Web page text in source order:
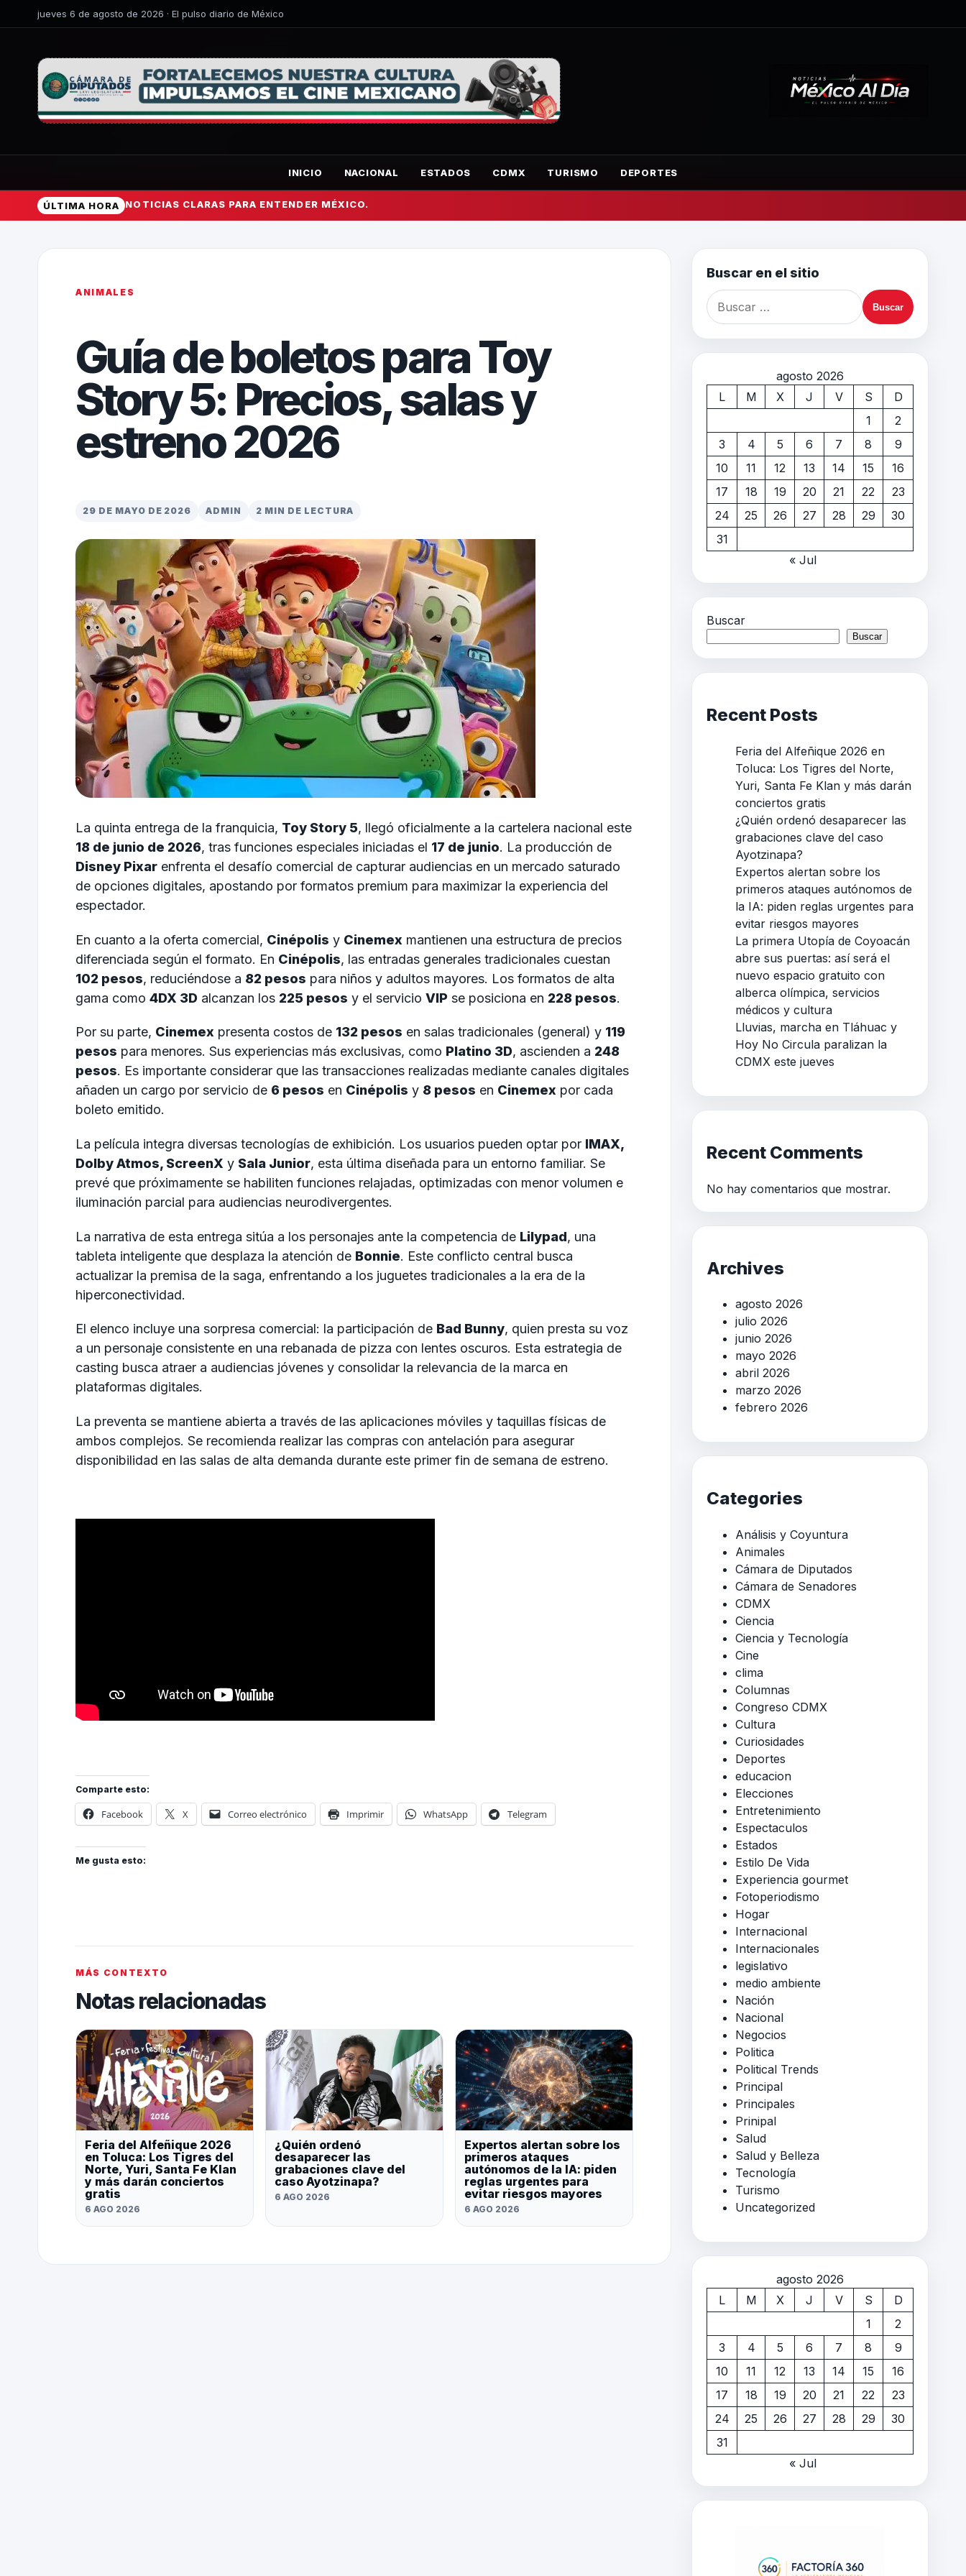
jueves 6 de agosto de 2026 · El pulso diario de México
INICIO NACIONAL ESTADOS CDMX TURISMO DEPORTES
ÚLTIMA HORA NOTICIAS CLARAS PARA ENTENDER MÉXICO.
ANIMALES
Guía de boletos para Toy
Story 5: Precios, salas y
estreno 2026
29 DE MAYO DE 2026 ADMIN 2 MIN DE LECTURA
La quinta entrega de la franquicia, Toy Story 5, llegó oficialmente a la cartelera nacional este
18 de junio de 2026, tras funciones especiales iniciadas el 17 de junio. La producción de
Disney Pixar enfrenta el desafío comercial de capturar audiencias en un mercado saturado
de opciones digitales, apostando por formatos premium para maximizar la experiencia del
espectador.
En cuanto a la oferta comercial, Cinépolis y Cinemex mantienen una estructura de precios
diferenciada según el formato. En Cinépolis, las entradas generales tradicionales cuestan
102 pesos, reduciéndose a 82 pesos para niños y adultos mayores. Los formatos de alta
gama como 4DX 3D alcanzan los 225 pesos y el servicio VIP se posiciona en 228 pesos.
Por su parte, Cinemex presenta costos de 132 pesos en salas tradicionales (general) y 119
pesos para menores. Sus experiencias más exclusivas, como Platino 3D, ascienden a 248
pesos. Es importante considerar que las transacciones realizadas mediante canales digitales
añaden un cargo por servicio de 6 pesos en Cinépolis y 8 pesos en Cinemex por cada
boleto emitido.
La película integra diversas tecnologías de exhibición. Los usuarios pueden optar por IMAX,
Dolby Atmos, ScreenX y Sala Junior, esta última diseñada para un entorno familiar. Se
prevé que próximamente se habiliten funciones relajadas, optimizadas con menor volumen e
iluminación parcial para audiencias neurodivergentes.
La narrativa de esta entrega sitúa a los personajes ante la competencia de Lilypad, una
tableta inteligente que desplaza la atención de Bonnie. Este conflicto central busca
actualizar la premisa de la saga, enfrentando a los juguetes tradicionales a la era de la
hiperconectividad.
El elenco incluye una sorpresa comercial: la participación de Bad Bunny, quien presta su voz
a un personaje consistente en una rebanada de pizza con lentes oscuros. Esta estrategia de
casting busca atraer a audiencias jóvenes y consolidar la relevancia de la marca en
plataformas digitales.
La preventa se mantiene abierta a través de las aplicaciones móviles y taquillas físicas de
ambos complejos. Se recomienda realizar las compras con antelación para asegurar
disponibilidad en las salas de alta demanda durante este primer fin de semana de estreno.
Comparte esto:
Facebook X Correo electrónico Imprimir WhatsApp Telegram
Me gusta esto:
MÁS CONTEXTO
Notas relacionadas
Feria del Alfeñique 2026
en Toluca: Los Tigres del
Norte, Yuri, Santa Fe Klan
y más darán conciertos
gratis
6 AGO 2026
¿Quién ordenó
desaparecer las
grabaciones clave del
caso Ayotzinapa?
6 AGO 2026
Expertos alertan sobre los
primeros ataques
autónomos de la IA: piden
reglas urgentes para
evitar riesgos mayores
6 AGO 2026
Buscar en el sitio
agosto 2026
L
M X J V S
D
1
2
3
4 5 6 7 8
9
10
11 12 13 14 15
16
17
18 19 20 21 22
23
24
25 26 27 28 29
30
31
« Jul
Buscar
Buscar
Recent Posts
Feria del Alfeñique 2026 en
Toluca: Los Tigres del Norte,
Yuri, Santa Fe Klan y más darán
conciertos gratis
¿Quién ordenó desaparecer las
grabaciones clave del caso
Ayotzinapa?
Expertos alertan sobre los
primeros ataques autónomos de
la IA: piden reglas urgentes para
evitar riesgos mayores
La primera Utopía de Coyoacán
abre sus puertas: así será el
nuevo espacio gratuito con
alberca olímpica, servicios
médicos y cultura
Lluvias, marcha en Tláhuac y
Hoy No Circula paralizan la
CDMX este jueves
Recent Comments
No hay comentarios que mostrar.
Archives
agosto 2026
julio 2026
junio 2026
mayo 2026
abril 2026
marzo 2026
febrero 2026
Categories
Análisis y Coyuntura
Animales
Cámara de Diputados
Cámara de Senadores
CDMX
Ciencia
Ciencia y Tecnología
Cine
clima
Columnas
Congreso CDMX
Cultura
Curiosidades
Deportes
educacion
Elecciones
Entretenimiento
Espectaculos
Estados
Estilo De Vida
Experiencia gourmet
Fotoperiodismo
Hogar
Internacional
Internacionales
legislativo
medio ambiente
Nación
Nacional
Negocios
Politica
Political Trends
Principal
Principales
Prinipal
Salud
Salud y Belleza
Tecnología
Turismo
Uncategorized
agosto 2026
L
M X J V S
D
1
2
3
4 5 6 7 8
9
10
11 12 13 14 15
16
17
18 19 20 21 22
23
24
25 26 27 28 29
30
31
« Jul